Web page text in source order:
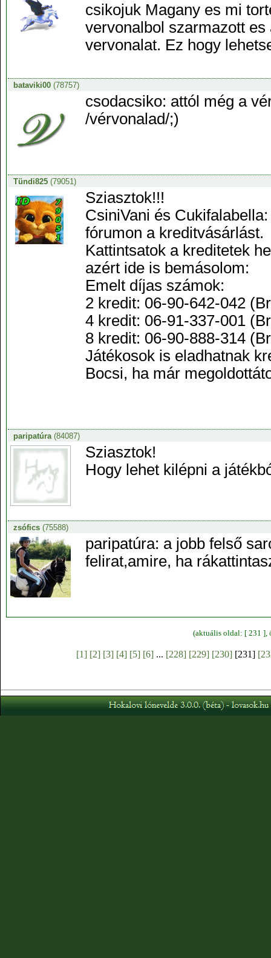
csikojuk Magany es mi
vervonalbol szarmazott
vervonalat. Ez hogy
bataviki00(78757)
csodacsiko: attól még a
/vérvonalad/;)
Tündi825(79051)
Sziasztok!!!
CsiniVani és
fórumon a kreditvásárlást.
Kattintsatok a kreditetek
azért ide is bemásolom:
Emelt díjas számok:
2 kredit: 06-90-642-042
4 kredit: 06-91-337-001
8 kredit: 06-90-888-314
Játékosok is eladhatnak
Bocsi, ha már
paripatúra(84087)
Sziasztok!
Hogy lehet kilépni a
zsófics(75588)
paripatúra: a jobb felső
felirat,amire, ha
(aktuális oldal: [ 231 ],
[1] [2] [3] [4] [5] [6] ... [228] [229] [230] [231]